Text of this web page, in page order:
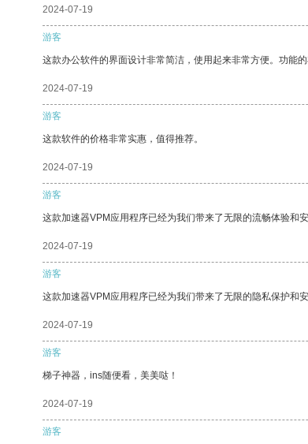
2024-07-19
游客
这款办公软件的界面设计非常简洁，使用起来非常方便。功能的
2024-07-19
游客
这款软件的价格非常实惠，值得推荐。
2024-07-19
游客
这款加速器VPM应用程序已经为我们带来了无限的流畅体验和安
2024-07-19
游客
这款加速器VPM应用程序已经为我们带来了无限的隐私保护和安
2024-07-19
游客
梯子神器，ins随便看，美美哒！
2024-07-19
游客